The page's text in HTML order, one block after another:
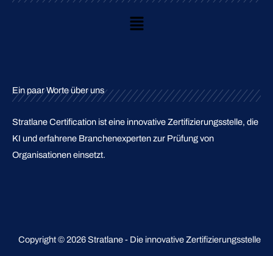
Main
Ein paar Worte über uns
Stratlane Certification ist eine innovative Zertifizierungsstelle, die
KI und erfahrene Branchenexperten zur Prüfung von
Organisationen einsetzt.
Copyright © 2026 Stratlane - Die innovative Zertifizierungsstelle